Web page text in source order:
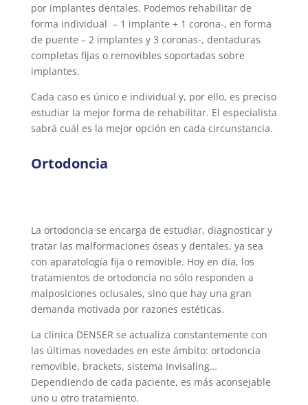
por implantes dentales. Podemos rehabilitar de
forma individual – 1 implante + 1 corona-, en forma
de puente – 2 implantes y 3 coronas-, dentaduras
completas fijas o removibles soportadas sobre
implantes.
Cada caso es único e individual y, por ello, es preciso
estudiar la mejor forma de rehabilitar. El especialista
sabrá cuál es la mejor opción en cada circunstancia.
Ortodoncia
La ortodoncia se encarga de estudiar, diagnosticar y
tratar las malformaciones óseas y dentales, ya sea
con aparatología fija o removible. Hoy en día, los
tratamientos de ortodoncia no sólo responden a
malposiciones oclusales, sino que hay una gran
demanda motivada por razones estéticas.
La clínica DENSER se actualiza constantemente con
las últimas novedades en este ámbito: ortodoncia
removible, brackets, sistema Invisaling…
Dependiendo de cada paciente, es más aconsejable
uno u otro tratamiento.